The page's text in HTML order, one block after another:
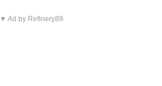
▼ Ad by Refinery89